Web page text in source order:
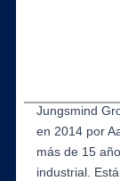
Jungsmind
en 2014 por
más de 15
industrial.